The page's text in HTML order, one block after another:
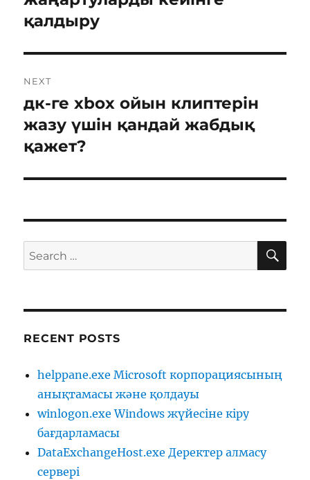
қалдыру
NEXT
Next
post:
дк-ге xbox ойын клиптерін
жазу үшін қандай жабдық
қажет?
Search
for:
RECENT POSTS
helppane.exe Microsoft корпорациясының
анықтамасы және қолдауы
winlogon.exe Windows жүйесіне кіру
бағдарламасы
DataExchangeHost.exe Деректер алмасу
сервері